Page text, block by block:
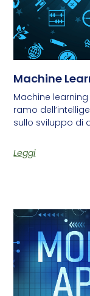
Machine
Machine
ramo
sullo sviluppo di
Leggi